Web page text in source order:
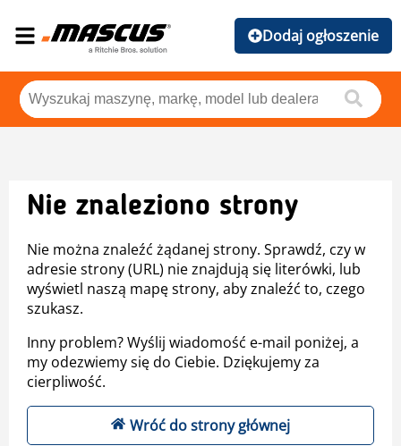
Dodaj ogłoszenie
Nie znaleziono strony
Nie można znaleźć żądanej strony. Sprawdź, czy w
adresie strony (URL) nie znajdują się literówki, lub
wyświetl naszą mapę strony, aby znaleźć to, czego
szukasz.
Inny problem? Wyślij wiadomość e-mail poniżej, a
my odezwiemy się do Ciebie. Dziękujemy za
cierpliwość.
Wróć do strony głównej